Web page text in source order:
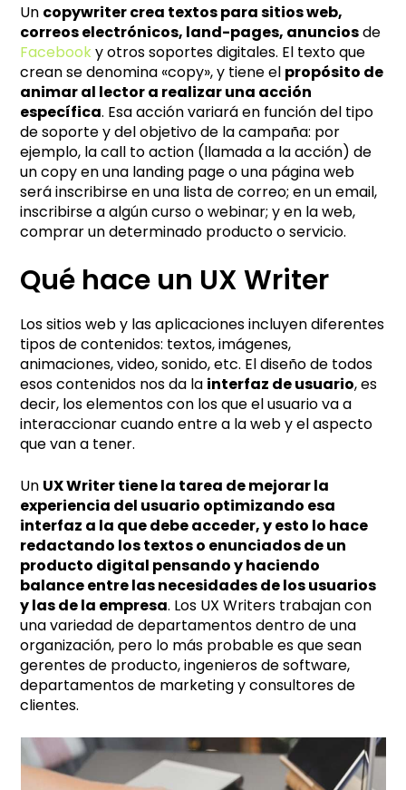
Un copywriter crea textos para sitios web,
correos electrónicos, land-pages, anunciosde
Facebooky otros soportes digitales. El texto que
crean se denomina «copy», y tiene el propósito de
animar al lector a realizar una acción
específica. Esa acción variará en función del tipo
de soporte y del objetivo de la campaña: por
ejemplo, la call to action (llamada a la acción) de
un copy en una landing page o una página web
será inscribirse en una lista de correo; en un email,
inscribirse a algún curso o webinar; y en la web,
comprar un determinado producto o servicio.
Qué hace un UX Writer
Los sitios web y las aplicaciones incluyen diferentes
tipos de contenidos: textos, imágenes,
animaciones, video, sonido, etc. El diseño de todos
esos contenidos nos da la interfaz de usuario, es
decir, los elementos con los que el usuario va a
interaccionar cuando entre a la web y el aspecto
que van a tener.
Un UX Writer tiene la tarea de mejorar la
experiencia del usuario optimizando esa
interfaz a la que debe acceder, y esto lo hace
redactando los textos o enunciados de un
producto digital pensando y haciendo
balance entre las necesidades de los usuarios
y las de la empresa. Los UX Writers trabajan con
una variedad de departamentos dentro de una
organización, pero lo más probable es que sean
gerentes de producto, ingenieros de software,
departamentos de marketing y consultores de
clientes.